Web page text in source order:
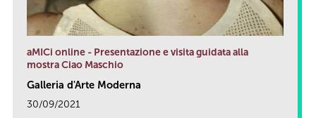
aMICi online - Presentazione e visita guidata alla
mostra Ciao Maschio
Galleria d'Arte Moderna
30/09/2021